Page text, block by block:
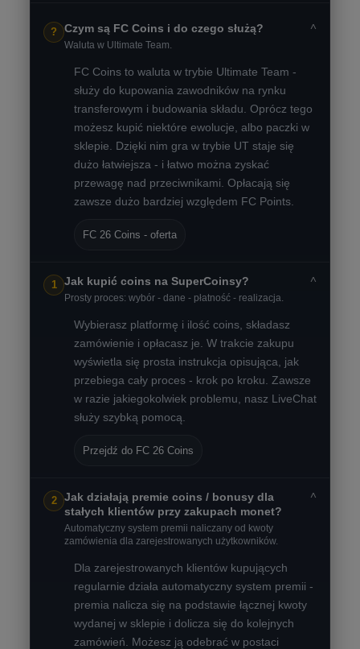
? Czym są FC Coins i do czego służą?
Waluta w Ultimate Team.
˅
FC Coins to waluta w trybie Ultimate Team -
służy do kupowania zawodników na rynku
transferowym i budowania składu. Oprócz tego
możesz kupić niektóre ewolucje, albo paczki w
sklepie. Dzięki nim gra w trybie UT staje się
dużo łatwiejsza - i łatwo można zyskać
przewagę nad przeciwnikami. Opłacają się
zawsze dużo bardziej względem FC Points.
FC 26 Coins - oferta
1 Jak kupić coins na SuperCoinsy?
Prosty proces: wybór - dane - płatność - realizacja.
˅
Wybierasz platformę i ilość coins, składasz
zamówienie i opłacasz je. W trakcie zakupu
wyświetla się prosta instrukcja opisująca, jak
przebiega cały proces - krok po kroku. Zawsze
w razie jakiegokolwiek problemu, nasz LiveChat
służy szybką pomocą.
Przejdź do FC 26 Coins
2
Jak działają premie coins / bonusy dla
stałych klientów przy zakupach monet?
Automatyczny system premii naliczany od kwoty
zamówienia dla zarejestrowanych użytkowników.
˅
Dla zarejestrowanych klientów kupujących
regularnie działa automatyczny system premii -
premia nalicza się na podstawie łącznej kwoty
wydanej w sklepie i dolicza się do kolejnych
zamówień. Możesz ją odebrać w postaci